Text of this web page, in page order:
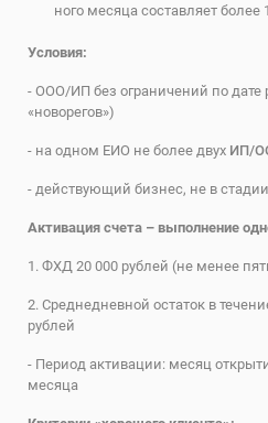
ного месяца составляет более
Условия:
- ООО/ИП без ограничений по дате
«новорегов»)
- на одном ЕИО не более двух ИП/
- действующий бизнес, не в стадии
Активация счета – выполнение
1. ФХД 20 000 рублей (не менее
2. Среднедневной остаток в
рублей
- Период активации: месяц
месяца